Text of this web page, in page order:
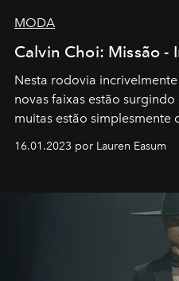
MODA
Calvin Choi: Missão -
Nesta rodovia
novas faixas estão
muitas estão simplesmente
transportador AMTD
por propósitos, com um
16.01.2023 por Lauren Easum